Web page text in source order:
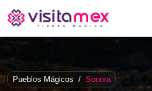
Pueblos Mágicos / Sonora